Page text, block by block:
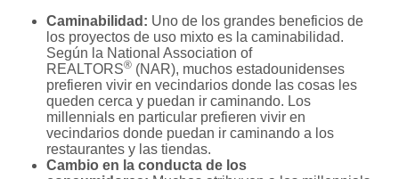
Caminabilidad: Uno de los grandes beneficios de
los proyectos de uso mixto es la caminabilidad.
Según la National Association of
REALTORS® (NAR), muchos estadounidenses
prefieren vivir en vecindarios donde las cosas les
queden cerca y puedan ir caminando. Los
millennials en particular prefieren vivir en
vecindarios donde puedan ir caminando a los
restaurantes y las tiendas.
Cambio en la conducta de los